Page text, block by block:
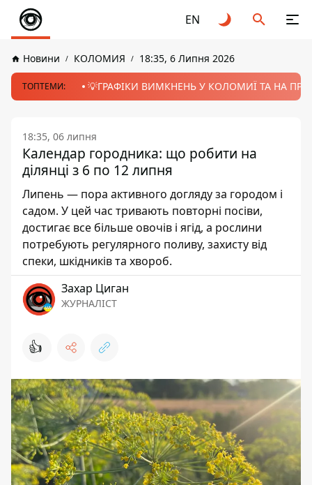
EN
Новини КОЛОМИЯ 18:35, 6 Липня 2026
ТОПТЕМИ: 💡ГРАФІКИ ВИМКНЕНЬ У КОЛОМИЇ ТА НА
18:35, 06 липня
Календар городника: що робити на
ділянці з 6 по 12 липня
Липень — пора активного догляду за городом і
садом. У цей час тривають повторні посіви,
достигає все більше овочів і ягід, а рослини
потребують регулярного поливу, захисту від
спеки, шкідників та хвороб.
Захар Циган
ЖУРНАЛІСТ
👍